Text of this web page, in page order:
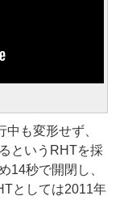
も変形せず、
というRHTを採
14秒で開閉し、
としては2011年